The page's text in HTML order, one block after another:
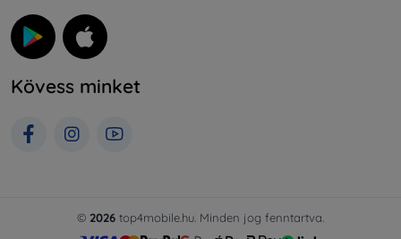
Kövess minket
© 2026 top4mobile.hu. Minden jog fenntartva.